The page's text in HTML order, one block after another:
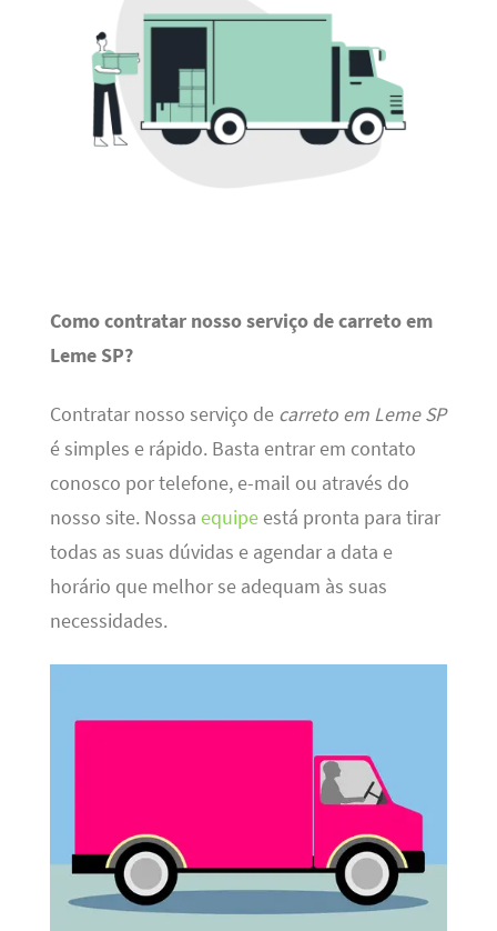
Como contratar nosso serviço de carreto em
Leme SP?
Contratar nosso serviço de carreto em Leme SP
é simples e rápido. Basta entrar em contato
conosco por telefone, e-mail ou através do
nosso site. Nossa equipeestá pronta para tirar
todas as suas dúvidas e agendar a data e
horário que melhor se adequam às suas
necessidades.